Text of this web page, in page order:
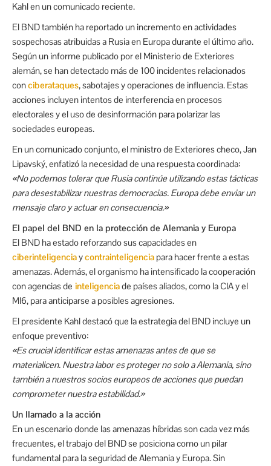
Kahl en un comunicado reciente.
El BND también ha reportado un incremento en actividades
sospechosas atribuidas a Rusia en Europa durante el último año.
Según un informe publicado por el Ministerio de Exteriores
alemán, se han detectado más de 100 incidentes relacionados
conciberataques, sabotajes y operaciones de influencia. Estas
acciones incluyen intentos de interferencia en procesos
electorales y el uso de desinformación para polarizar las
sociedades europeas.
En un comunicado conjunto, el ministro de Exteriores checo, Jan
Lipavský, enfatizó la necesidad de una respuesta coordinada:
«No podemos tolerar que Rusia continúe utilizando estas tácticas
para desestabilizar nuestras democracias. Europa debe enviar un
mensaje claro y actuar en consecuencia.»
El papel del BND en la protección de Alemania y Europa
El BND ha estado reforzando sus capacidades en
ciberinteligenciaycontrainteligencia para hacer frente a estas
amenazas. Además, el organismo ha intensificado la cooperación
con agencias de inteligenciade países aliados, como la CIA y el
MI6, para anticiparse a posibles agresiones.
El presidente Kahl destacó que la estrategia del BND incluye un
enfoque preventivo:
«Es crucial identificar estas amenazas antes de que se
materialicen. Nuestra labor es proteger no solo a Alemania, sino
también a nuestros socios europeos de acciones que puedan
comprometer nuestra estabilidad.»
Un llamado a la acción
En un escenario donde las amenazas híbridas son cada vez más
frecuentes, el trabajo del BND se posiciona como un pilar
fundamental para la seguridad de Alemania y Europa. Sin